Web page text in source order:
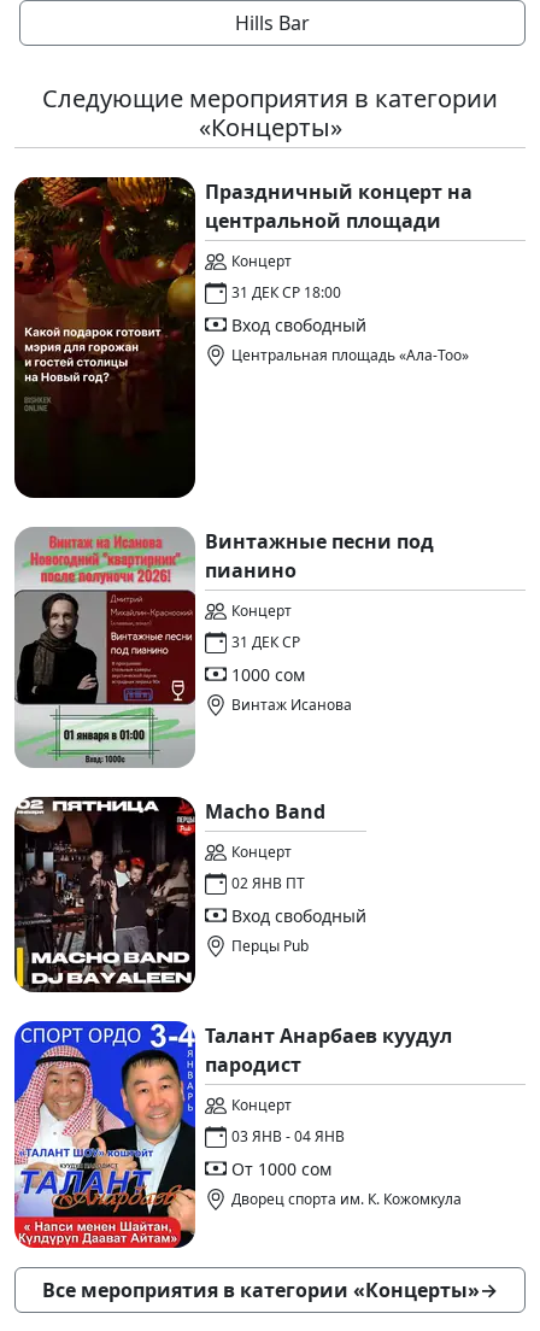
Hills Bar
Следующие мероприятия в категории
«Концерты»
Праздничный концерт на
центральной площади
Концерт
31 ДЕК СР 18:00
Вход свободный
Центральная площадь «Ала-Тоо»
Винтажные песни под
пианино
Концерт
31 ДЕК СР
1000 сом
Винтаж Исанова
Macho Band
Концерт
02 ЯНВ ПТ
Вход свободный
Перцы Pub
Талант Анарбаев куудул
пародист
Концерт
03 ЯНВ - 04 ЯНВ
От 1000 сом
Дворец спорта им. К. Кожомкула
Все мероприятия в категории «Концерты»→